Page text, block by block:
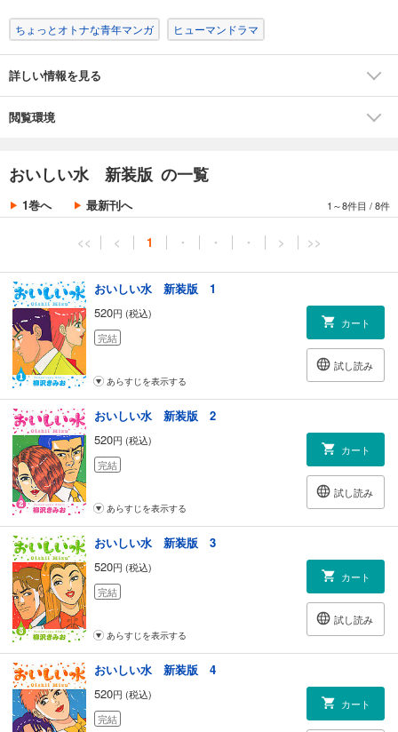
ちょっとオトナな青年マンガ ヒューマンドラマ
詳しい情報を見る
閲覧環境
おいしい水 新装版 の一覧
1巻へ 最新刊へ 1～8件目 /8件
<< < 1 ・ ・ ・ > >>
おいしい水 新装版 1
520円 (税込)
完結
カート
試し読み
あらすじを表示する
おいしい水 新装版 2
520円 (税込)
完結
カート
試し読み
あらすじを表示する
おいしい水 新装版 3
520円 (税込)
完結
カート
試し読み
あらすじを表示する
おいしい水 新装版 4
520円 (税込)
完結
カート